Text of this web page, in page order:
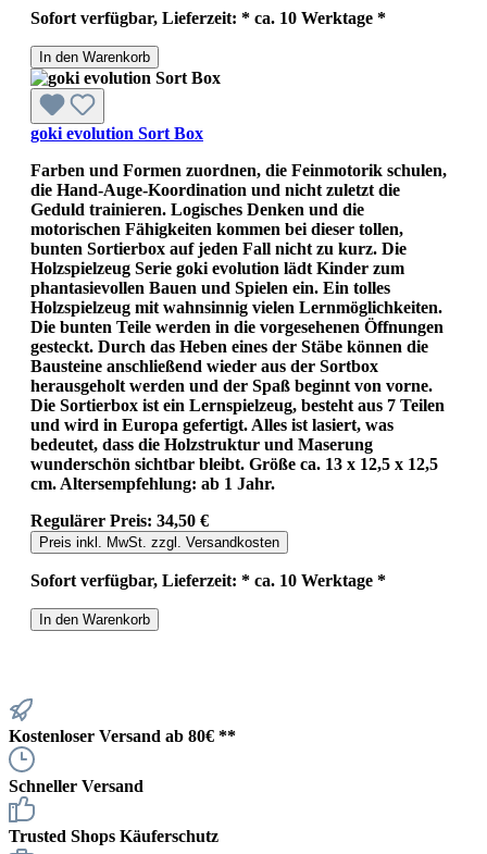
Sofort verfügbar, Lieferzeit: * ca. 10 Werktage *
In den Warenkorb
goki evolution Sort Box
Farben und Formen zuordnen, die Feinmotorik schulen,
die Hand-Auge-Koordination und nicht zuletzt die
Geduld trainieren. Logisches Denken und die
motorischen Fähigkeiten kommen bei dieser tollen,
bunten Sortierbox auf jeden Fall nicht zu kurz. Die
Holzspielzeug Serie goki evolution lädt Kinder zum
phantasievollen Bauen und Spielen ein. Ein tolles
Holzspielzeug mit wahnsinnig vielen Lernmöglichkeiten.
Die bunten Teile werden in die vorgesehenen Öffnungen
gesteckt. Durch das Heben eines der Stäbe können die
Bausteine anschließend wieder aus der Sortbox
herausgeholt werden und der Spaß beginnt von vorne.
Die Sortierbox ist ein Lernspielzeug, besteht aus 7 Teilen
und wird in Europa gefertigt. Alles ist lasiert, was
bedeutet, dass die Holzstruktur und Maserung
wunderschön sichtbar bleibt. Größe ca. 13 x 12,5 x 12,5
cm. Altersempfehlung: ab 1 Jahr.
Regulärer Preis: 34,50 €
Preis inkl. MwSt. zzgl. Versandkosten
Sofort verfügbar, Lieferzeit: * ca. 10 Werktage *
In den Warenkorb
Kostenloser Versand ab 80€ **
Schneller Versand
Trusted Shops Käuferschutz